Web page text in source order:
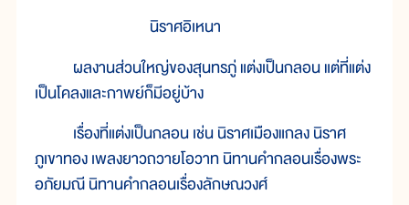
นิราศอิเหนา
ผลงานส่วนใหญ่ของสุนทรภู่ แต่งเป็นกลอน แต่ที่แต่ง
เป็นโคลงและกาพย์ก็มีอยู่บ้าง
เรื่องที่แต่งเป็นกลอน เช่น นิราศเมืองแกลง นิราศ
ภูเขาทอง เพลงยาวถวายโอวาท นิทานคำกลอนเรื่องพระ
อภัยมณี นิทานคำกลอนเรื่องลักษณวงศ์